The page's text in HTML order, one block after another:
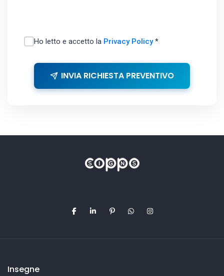
Ho letto e accetto la Privacy Policy*
INVIA RICHIESTA PREVENTIVO
Insegne